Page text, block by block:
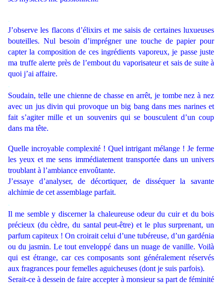
.
J’observe les flacons d’élixirs et me saisis de certaines luxueuses
bouteilles. Nul besoin d’imprégner une touche de papier pour
capter la composition de ces ingrédients vaporeux, je passe juste
ma truffe alerte près de l’embout du vaporisateur et sais de suite à
quoi j’ai affaire.
.
Soudain, telle une chienne de chasse en arrêt, je tombe nez à nez
avec un jus divin qui provoque un big bang dans mes narines et
fait s’agiter mille et un souvenirs qui se bousculent d’un coup
dans ma tête.
Quelle incroyable complexité ! Quel intrigant mélange ! Je ferme
les yeux et me sens immédiatement transportée dans un univers
troublant à l’ambiance envoûtante.
J’essaye d’analyser, de décortiquer, de disséquer la savante
alchimie de cet assemblage parfait.
.
Il me semble y discerner la chaleureuse odeur du cuir et du bois
précieux (du cèdre, du santal peut-être) et le plus surprenant, un
parfum capiteux ! On croirait celui d’une tubéreuse, d’un gardénia
ou du jasmin. Le tout enveloppé dans un nuage de vanille. Voilà
qui est étrange, car ces composants sont généralement réservés
aux fragrances pour femelles aguicheuses (dont je suis parfois).
Serait-ce à dessein de faire accepter à monsieur sa part de féminité